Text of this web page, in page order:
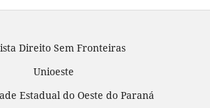
Direito Sem Fronteiras
Unioeste
Estadual do Oeste do Paraná